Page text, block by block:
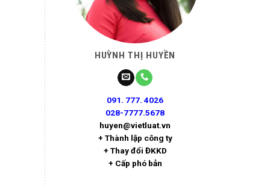
HUỲNH THỊ HUYỀN
091. 777. 4026
028-7777.5678
huyen@vietluat.vn
+ Thành lập công ty
+ Thay đổi ĐKKD
+ Cấp phó bản